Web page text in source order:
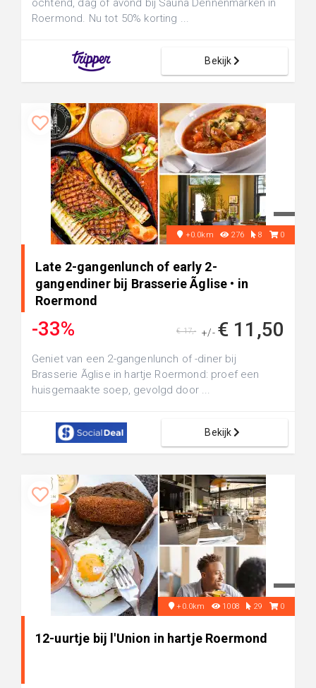
ochtend, dag of avond bij Sauna Dennenmarken in
Roermond. Nu tot 50% korting ...
Bekijk
+0.0km 276 8 0
Late 2-gangenlunch of early 2-
gangendiner bij Brasserie Ãglise • in
Roermond
-33% +/- € 11,50
€ 17,-
Geniet van een 2-gangenlunch of -diner bij
Brasserie Ãglise in hartje Roermond: proef een
huisgemaakte soep, gevolgd door ...
Bekijk
+0.0km 1008 29 0
12-uurtje bij l'Union in hartje Roermond